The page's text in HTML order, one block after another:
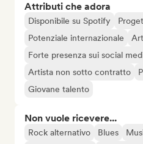
Attributi che adora
Disponibile su Spotify
Potenziale internazionale
Forte presenza sui social
Artista non sotto contratto
Giovane talento
Non vuole ricevere...
Rock alternativo Blues